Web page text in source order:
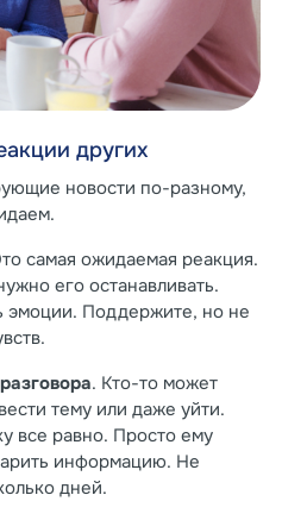
других
новости по-разному,
самая ожидаемая реакция.
его останавливать.
эмоции. Поддержите, но не
. Кто-то может
тему или даже уйти.
все равно. Просто ему
информацию. Не
дней.